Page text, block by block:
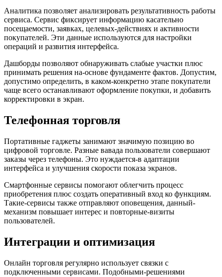
Аналитика позволяет анализировать результативность работы
сервиса. Сервис фиксирует информацию касательно
посещаемости, заявках, целевых-действиях и активности
покупателей. Эти данные используются для настройки
операций и развития интерфейса.
Дашборды позволяют обнаруживать слабые участки плюс
принимать решения на-основе фундаменте фактов. Допустим,
допустимо определить, в каком-конкретно этапе покупатели
чаще всего останавливают оформление покупки, и добавить
корректировки в экран.
Телефонная торговля
Портативные гаджеты занимают значимую позицию во
цифровой торговле. Разные вавада пользователи совершают
заказы через телефоны. Это нуждается-в адаптации
интерфейса и улучшения скорости показа экранов.
Смартфонные сервисы помогают облегчить процесс
приобретения плюс создать оперативный вход ко функциям.
Такие-сервисы также отправляют оповещения, данный-
механизм повышает интерес и повторные-визиты
пользователей.
Интеграции и оптимизация
Онлайн торговля регулярно использует связки с
подключенными сервисами. Подобными-решениями